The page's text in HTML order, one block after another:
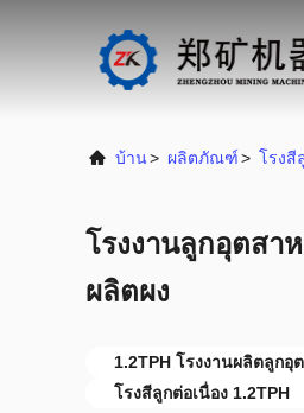
บ้าน> ผลิตภัณฑ์> โรงสี
โรงงานลูกอุตสา
ผลิตผง
1.2TPH โรงงานผลิตลูกอุ
โรงสีลูกต่อเนื่อง 1.2TPH